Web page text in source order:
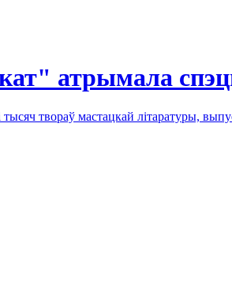
атрымала
твораў мастацкай літаратуры,